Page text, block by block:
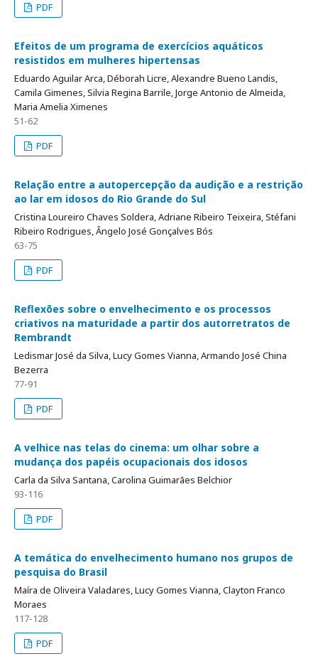
PDF
Efeitos de um programa de exercícios aquáticos
resistidos em mulheres hipertensas
Eduardo Aguilar Arca, Déborah Licre, Alexandre Bueno Landis,
Camila Gimenes, Silvia Regina Barrile, Jorge Antonio de Almeida,
Maria Amelia Ximenes
51-62
PDF
Relação entre a autopercepção da audição e a restrição
ao lar em idosos do Rio Grande do Sul
Cristina Loureiro Chaves Soldera, Adriane Ribeiro Teixeira, Stéfani
Ribeiro Rodrigues, Ângelo José Gonçalves Bós
63-75
PDF
Reflexões sobre o envelhecimento e os processos
criativos na maturidade a partir dos autorretratos de
Rembrandt
Ledismar José da Silva, Lucy Gomes Vianna, Armando José China
Bezerra
77-91
PDF
A velhice nas telas do cinema: um olhar sobre a
mudança dos papéis ocupacionais dos idosos
Carla da Silva Santana, Carolina Guimarães Belchior
93-116
PDF
A temática do envelhecimento humano nos grupos de
pesquisa do Brasil
Maíra de Oliveira Valadares, Lucy Gomes Vianna, Clayton Franco
Moraes
117-128
PDF